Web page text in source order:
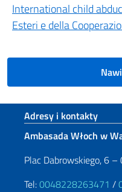
International child
Esteri e della
Footer
Adresy i kontakty
Ambasada Włoch w
Plac Dabrowskiego, 6
Tel:0048228263471 /